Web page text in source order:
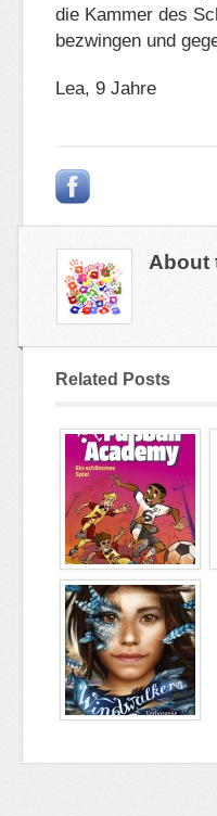
die Kammer des
bezwingen und
Lea, 9 Jahre
About
Related Posts